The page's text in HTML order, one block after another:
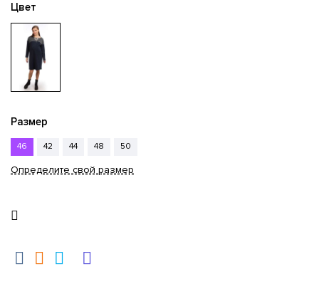
Цвет
Размер
46 42 44 48 50
Определите свой размер